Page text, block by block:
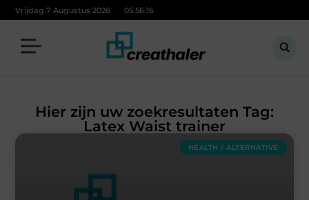
Vrijdag 7 Augustus 2026 05:56:16
Hier zijn uw zoekresultaten Tag:
Latex Waist trainer
HEALTH / ALTERNATIVE